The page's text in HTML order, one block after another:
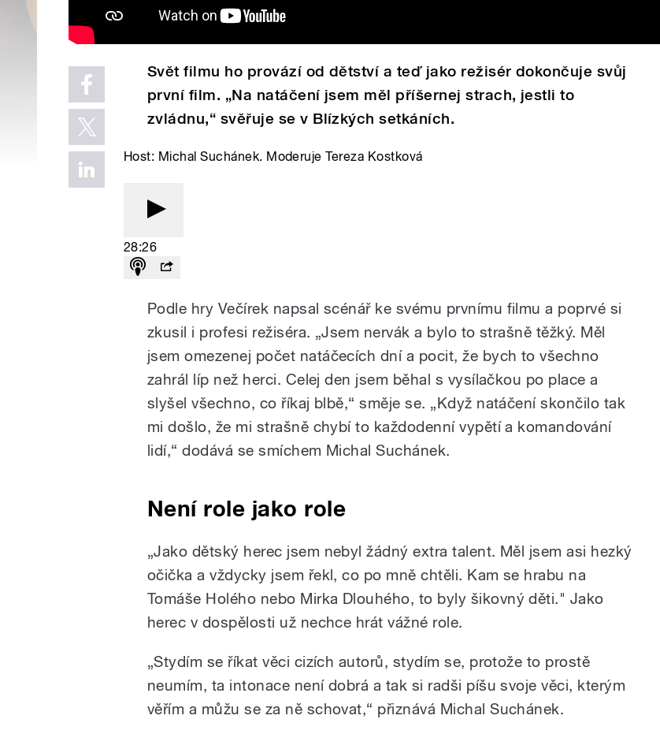
Svět filmu ho provází od dětství a teď jako režisér dokončuje svůj
první film. „Na natáčení jsem měl příšernej strach, jestli to
zvládnu,“ svěřuje se v Blízkých setkáních.
Host: Michal Suchánek. Moderuje Tereza Kostková
28:26
Podle hry Večírek napsal scénář ke svému prvnímu filmu a poprvé si
zkusil i profesi režiséra. „Jsem nervák a bylo to strašně těžký. Měl
jsem omezenej počet natáčecích dní a pocit, že bych to všechno
zahrál líp než herci. Celej den jsem běhal s vysílačkou po place a
slyšel všechno, co říkaj blbě,“ směje se. „Když natáčení skončilo tak
mi došlo, že mi strašně chybí to každodenní vypětí a komandování
lidí,“ dodává se smíchem Michal Suchánek.
Není role jako role
„Jako dětský herec jsem nebyl žádný extra talent. Měl jsem asi hezký
očička a vždycky jsem řekl, co po mně chtěli. Kam se hrabu na
Tomáše Holého nebo Mirka Dlouhého, to byly šikovný děti." Jako
herec v dospělosti už nechce hrát vážné role.
„Stydím se říkat věci cizích autorů, stydím se, protože to prostě
neumím, ta intonace není dobrá a tak si radši píšu svoje věci, kterým
věřím a můžu se za ně schovat,“ přiznává Michal Suchánek.